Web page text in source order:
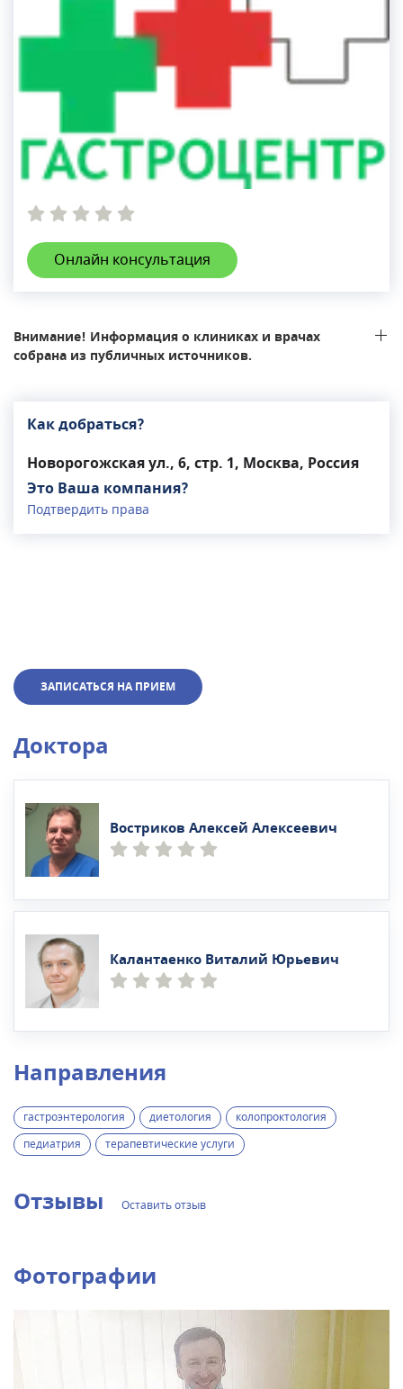
Онлайн консультация
Внимание! Информация о клиниках и врачах
собрана из публичных источников.
Как добраться?
Новорогожская ул., 6, стр. 1, Москва, Россия
Это Ваша компания?
Подтвердить права
ЗАПИСАТЬСЯ НА ПРИЕМ
Доктора
Востриков Алексей Алексеевич
Калантаенко Виталий Юрьевич
Направления
гастроэнтерология диетология
колопроктология
педиатрия
терапевтические услуги
Отзывы Оставить отзыв
Фотографии